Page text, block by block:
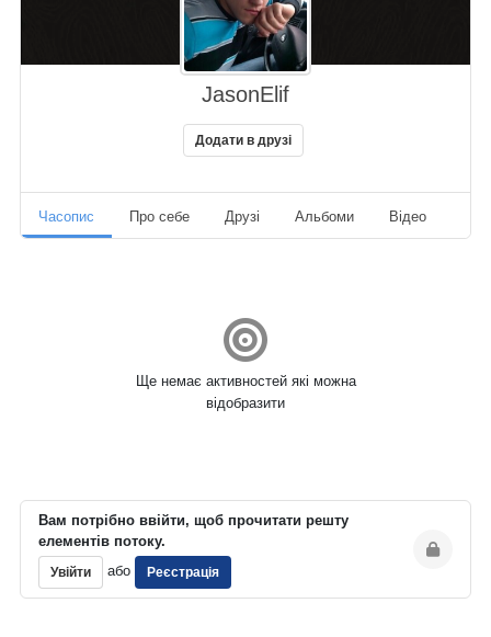
JasonElif
Додати в друзі
Часопис Про себе Друзі Альбоми Відео
Ще немає активностей які можна
відобразити
Вам потрібно ввійти, щоб прочитати решту
елементів потоку.
Увійти або Реєстрація